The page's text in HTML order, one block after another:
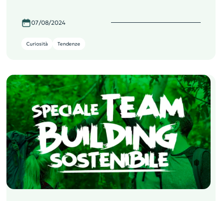
07/08/2024
Curiosità Tendenze